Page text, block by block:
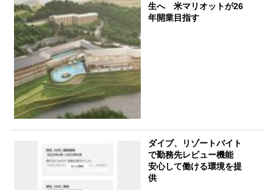
生へ 米マリオットが26
年開業目指す
ダイブ、リゾートバイト
で勤務先レビュー機能
安心して働ける環境を提
供